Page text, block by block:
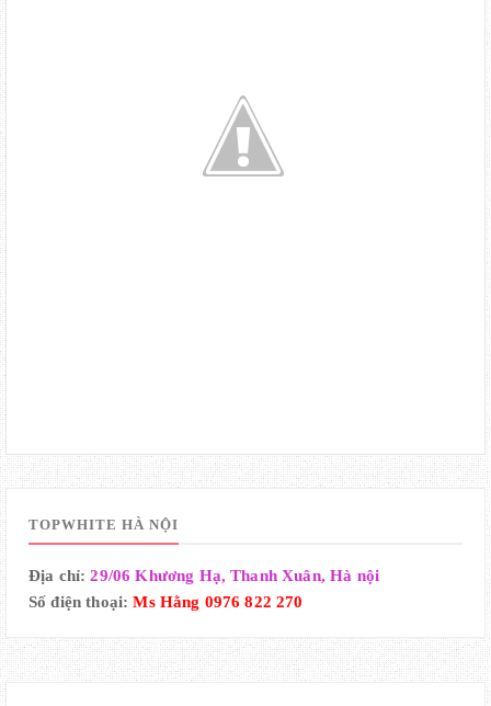
TOPWHITE HÀ NỘI
Địa chỉ:29/06 Khương Hạ, Thanh Xuân, Hà nội
Số điện thoại:Ms Hằng 0976 822 270